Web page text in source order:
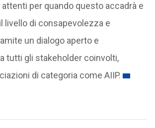
per quando questo accadrà e
livello di consapevolezza e
un dialogo aperto e
tutti gli stakeholder coinvolti,
di categoria come AIIP.